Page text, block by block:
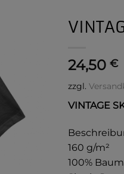
24,50 €
zzgl.
VINTAGE
160 g/m²
100%